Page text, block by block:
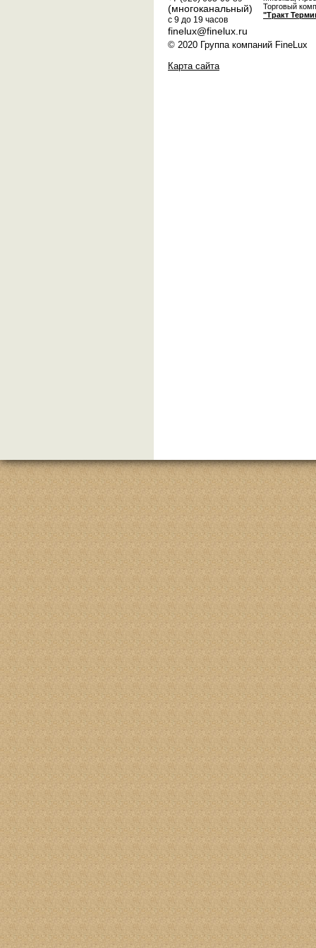
(многоканальный)
с 9 до 19 часов
finelux@finelux.ru
Торговый
"Тракт
© 2020 Группа компаний FineLux
Карта сайта